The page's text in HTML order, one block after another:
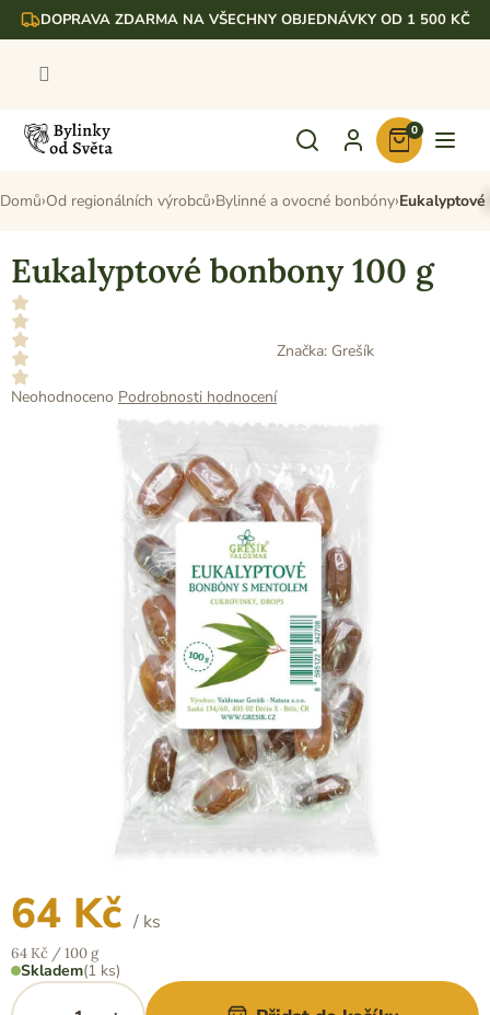
Přejít DOPRAVA ZDARMA NA VŠECHNY OBJEDNÁVKY OD 1 500 KČ
Nákupní
košík
0
Domů Od regionálních výrobců Bylinné a ovocné bonbóny
Eukalyptové bonbony 100 g
Průměrné
Neohodnoceno Podrobnosti hodnocení
Značka: Grešík
64 Kč / ks
Měrná
cena:
64 Kč / 100 g
Skladem(1 ks)